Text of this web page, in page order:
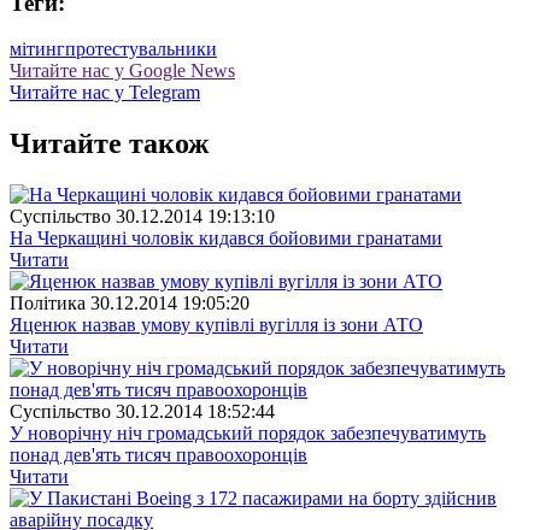
мітингпротестувальники
Читайте нас у Google News
Читайте нас у Telegram
Читайте також
Суспiльство 30.12.2014 19:13:10
На Черкащині чоловік кидався бойовими гранатами
Читати
Полiтика 30.12.2014 19:05:20
Яценюк назвав умову купівлі вугілля із зони АТО
Читати
Суспiльство 30.12.2014 18:52:44
У новорічну ніч громадський порядок забезпечуватимуть
понад дев'ять тисяч правоохоронців
Читати